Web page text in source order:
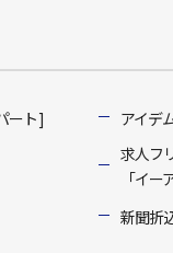
ート]
アイデ
求人フ
「イ
新聞折